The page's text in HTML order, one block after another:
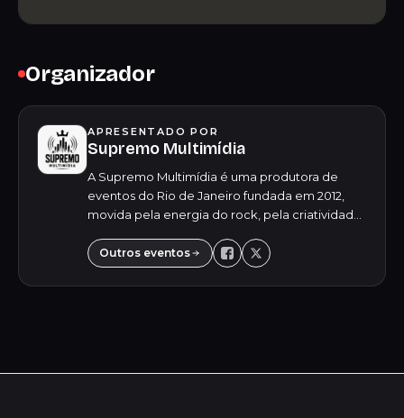
Organizador
APRESENTADO POR
Supremo Multimídia
A Supremo Multimídia é uma produtora de
eventos do Rio de Janeiro fundada em 2012,
movida pela energia do rock, pela criatividade
novos artistas. Em mais de uma década de
atuação,...
Outros eventos